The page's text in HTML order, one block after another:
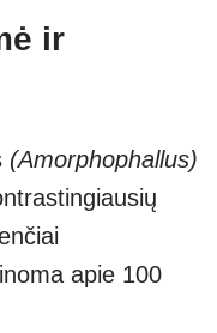
ir
(Amorphophallus)
apie 100